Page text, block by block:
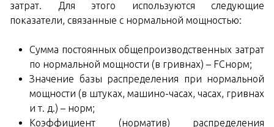
затрат. Для этого используются следующие
показатели, связанные с нормальной мощностью:
Сумма постоянных общепроизводственных затрат
по нормальной мощности (в гривнах) – FСнорм;
Значение базы распределения при нормальной
мощности (в штуках, машино-часах, часах, гривнах
и т. д.) – норм;
Коэффициент (норматив) распределения